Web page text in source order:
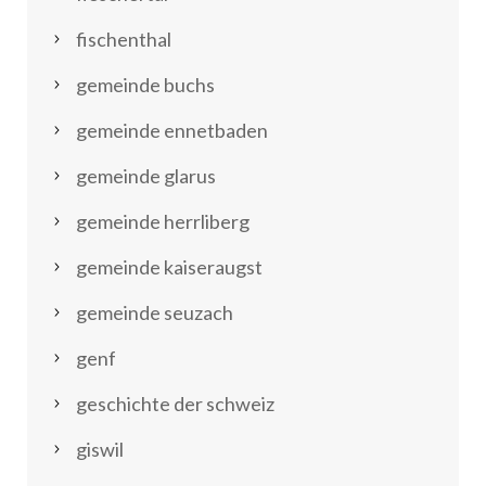
fischenthal
gemeinde buchs
gemeinde ennetbaden
gemeinde glarus
gemeinde herrliberg
gemeinde kaiseraugst
gemeinde seuzach
genf
geschichte der schweiz
giswil